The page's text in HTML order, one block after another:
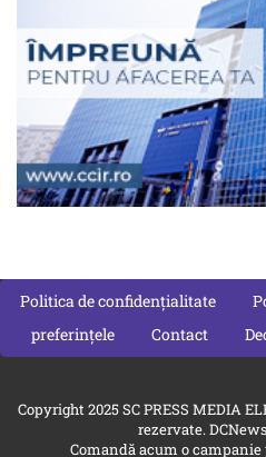
Politica de confidențialitate
preferințele
Contact
Copyright 2025 SC PRESS MEDIA
rezervate.
Comandă acum o campanie